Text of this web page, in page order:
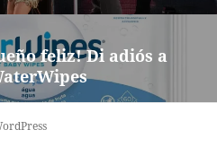
feliz! Di adiós a